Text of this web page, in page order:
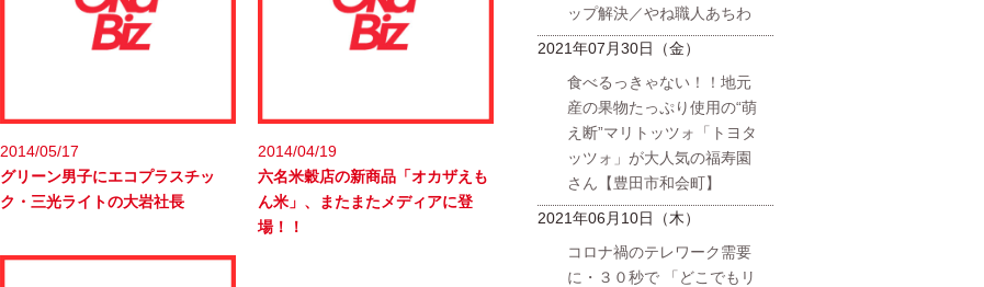
2014/05/17
グリーン男子にエコプラスチッ
ク・三光ライトの大岩社長
2014/04/19
六名米穀店の新商品「オカザえも
ん米」、またまたメディアに登
場！！
ップ解決／やね職人あちわ
2021年07月30日（金）
食べるっきゃない！！地元
産の果物たっぷり使用の“萌
え断”マリトッツォ「トヨタ
ッツォ」が大人気の福寿園
さん【豊田市和会町】
2021年06月10日（木）
コロナ禍のテレワーク需要
に・３０秒で 「どこでもリ